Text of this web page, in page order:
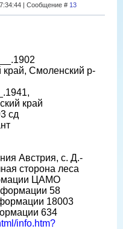
| Сообщение # 13
край, Смоленский р-
край
сд
Австрия, с. Д.-
сторона леса
ЦАМО
58
18003
634
info.htm?